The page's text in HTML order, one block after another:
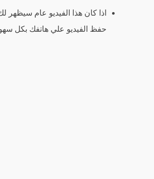
اذا كان هذا الفيديو عام
حفظ الفيديو علي هاتفك بكل